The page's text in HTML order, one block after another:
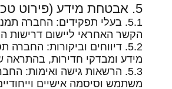
5. אבטחת מידע (פירוט טכני)
5.1. בעלי תפקידים: החברה
הקשר האחראי ליישום דרישות
5.2. דיווחים וביקורות:
מידע ומבדקי חדירות, בהתראה של 48 שעות. החברה תשתף פעולה עם הקבוצה במעקב ובקרה
5.3. הרשאות גישה ואימות: